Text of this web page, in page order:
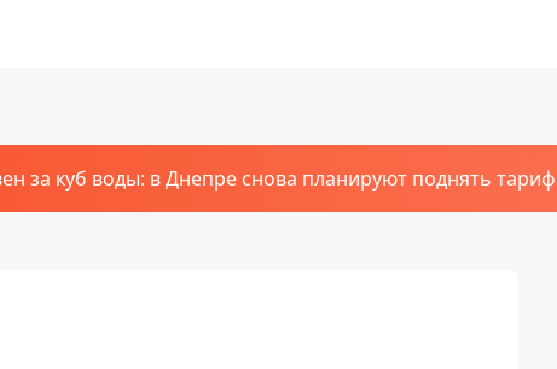
за куб воды: в Днепре снова планируют поднять тариф